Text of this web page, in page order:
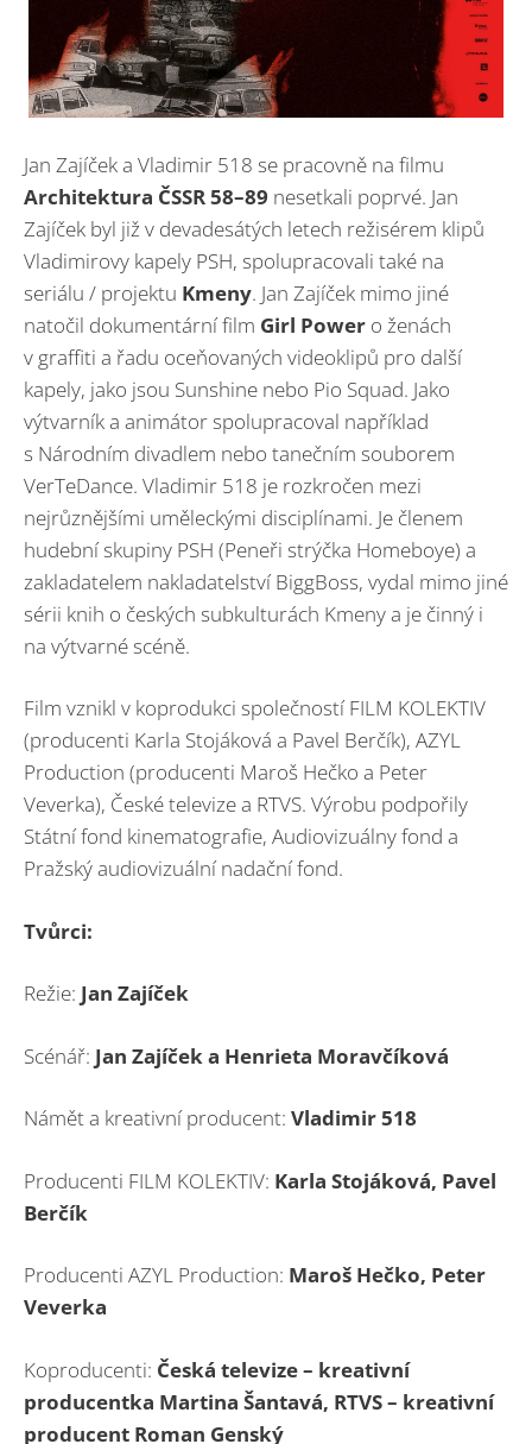
Jan Zajíček a Vladimir 518 se pracovně na filmu
Architektura ČSSR 58–89 nesetkali poprvé. Jan
Zajíček byl již v devadesátých letech režisérem klipů
Vladimirovy kapely PSH, spolupracovali také na
seriálu / projektu Kmeny. Jan Zajíček mimo jiné
natočil dokumentární film Girl Power o ženách
v graffiti a řadu oceňovaných videoklipů pro další
kapely, jako jsou Sunshine nebo Pio Squad. Jako
výtvarník a animátor spolupracoval například
s Národním divadlem nebo tanečním souborem
VerTeDance. Vladimir 518 je rozkročen mezi
nejrůznějšími uměleckými disciplínami. Je členem
hudební skupiny PSH (Peneři strýčka Homeboye) a
zakladatelem nakladatelství BiggBoss, vydal mimo jiné
sérii knih o českých subkulturách Kmeny a je činný i
na výtvarné scéně.
Film vznikl v koprodukci společností FILM KOLEKTIV
(producenti Karla Stojáková a Pavel Berčík), AZYL
Production (producenti Maroš Hečko a Peter
Veverka), České televize a RTVS. Výrobu podpořily
Státní fond kinematografie, Audiovizuálny fond a
Pražský audiovizuální nadační fond.
Tvůrci:
Režie: Jan Zajíček
Scénář: Jan Zajíček a Henrieta Moravčíková
Námět a kreativní producent: Vladimir 518
Producenti FILM KOLEKTIV: Karla Stojáková, Pavel
Berčík
Producenti AZYL Production: Maroš Hečko, Peter
Veverka
Koproducenti: Česká televize – kreativní
producentka Martina Šantavá, RTVS – kreativní
producent Roman Genský